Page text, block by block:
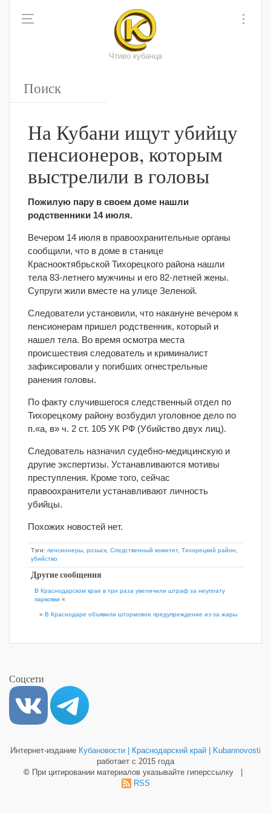
Чтиво кубанца
На Кубани ищут убийцу
пенсионеров, которым
выстрелили в головы
Пожилую пару в своем доме нашли
родственники 14 июля.
Вечером 14 июля в правоохранительные органы
сообщили, что в доме в станице
Краснооктябрьской Тихорецкого района нашли
тела 83-летнего мужчины и его 82-летней жены.
Супруги жили вместе на улице Зеленой.
Следователи установили, что накануне вечером к
пенсионерам пришел родственник, который и
нашел тела. Во время осмотра места
происшествия следователь и криминалист
зафиксировали у погибших огнестрельные
ранения головы.
По факту случившегося следственный отдел по
Тихорецкому району возбудил уголовное дело по
п.«а, в» ч. 2 ст. 105 УК РФ (Убийство двух лиц).
Следователь назначил судебно-медицинскую и
другие экспертизы. Устанавливаются мотивы
преступления. Кроме того, сейчас
правоохранители устанавливают личность
убийцы.
Похожих новостей нет.
Тэги: пенсионеры розыск Следственный комитет, Тихорецкий район
убийство
Другие сообщения
В Краснодарском крае в три раза увеличили штраф за неуплату
парковки «
» В Краснодаре объявили штормовое предупреждение из-за жары
Соцсети
Интернет-издание Кубановости | Краснодарский край | Kubannovosti
работает с 2015 года
© При цитировании материалов указывайте гиперссылку |
RSS